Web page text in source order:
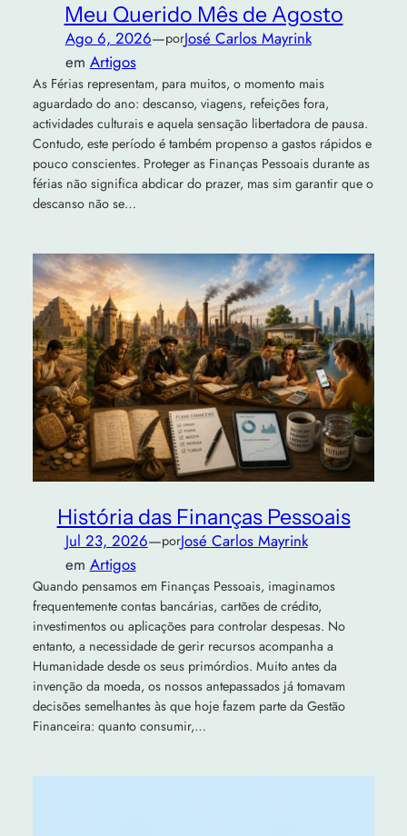
Meu Querido Mês de Agosto
Ago 6, 2026—porJosé Carlos Mayrink
em Artigos
As Férias representam, para muitos, o momento mais
aguardado do ano: descanso, viagens, refeições fora,
actividades culturais e aquela sensação libertadora de pausa.
Contudo, este período é também propenso a gastos rápidos e
pouco conscientes. Proteger as Finanças Pessoais durante as
férias não significa abdicar do prazer, mas sim garantir que o
descanso não se…
História das Finanças Pessoais
Jul 23, 2026—porJosé Carlos Mayrink
em Artigos
Quando pensamos em Finanças Pessoais, imaginamos
frequentemente contas bancárias, cartões de crédito,
investimentos ou aplicações para controlar despesas. No
entanto, a necessidade de gerir recursos acompanha a
Humanidade desde os seus primórdios. Muito antes da
invenção da moeda, os nossos antepassados já tomavam
decisões semelhantes às que hoje fazem parte da Gestão
Financeira: quanto consumir,…